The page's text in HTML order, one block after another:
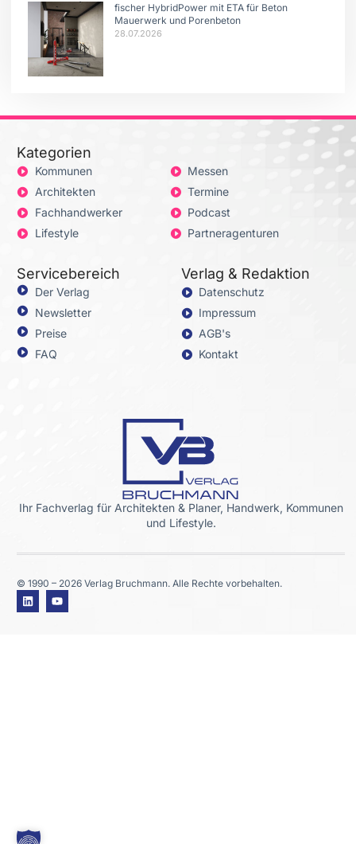
fischer HybridPower mit ETA für Beton
Mauerwerk und Porenbeton
28.07.2026
Kategorien
Kommunen
Architekten
Fachhandwerker
Lifestyle
Messen
Termine
Podcast
Partneragenturen
Servicebereich
Der Verlag
Newsletter
Preise
FAQ
Verlag & Redaktion
Datenschutz
Impressum
AGB's
Kontakt
Ihr Fachverlag für Architekten & Planer, Handwerk, Kommunen
und Lifestyle.
© 1990 – 2026 Verlag Bruchmann. Alle Rechte vorbehalten.